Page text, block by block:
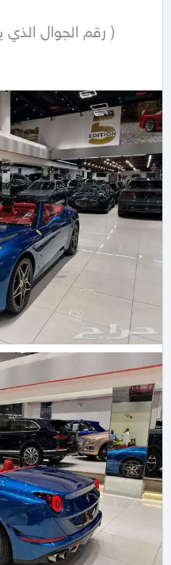
( رقم الجوال الذي يظهر في الخانة المخصصة )